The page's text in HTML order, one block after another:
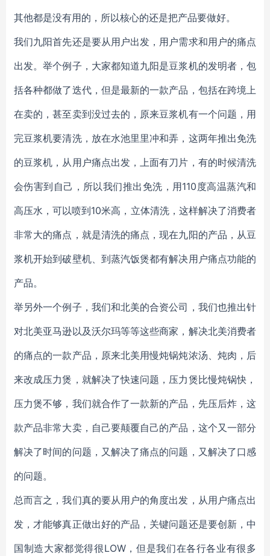
其他都是没有用的，所以核心的还是把产品要做好。
我们九阳首先还是要从用户出发，用户需求和用户的痛点
出发。举个例子，大家都知道九阳是豆浆机的发明者，包
括各种都做了迭代，但是最新的一款产品，包括在跨境上
在卖的，甚至卖到没过去的，原来豆浆机有一个问题，用
完豆浆机要清洗，放在水池里里冲和弄，这两年推出免洗
的豆浆机，从用户痛点出发，上面有刀片，有的时候清洗
会伤害到自己，所以我们推出免洗，用110度高温蒸汽和
高压水，可以喷到10米高，立体清洗，这样解决了消费者
非常大的痛点，就是清洗的痛点，现在九阳的产品，从豆
浆机开始到破壁机、到蒸汽饭煲都有解决用户痛点功能的
产品。
举另外一个例子，我们和北美的合资公司，我们也推出针
对北美亚马逊以及沃尔玛等等这些商家，解决北美消费者
的痛点的一款产品，原来北美用慢炖锅炖浓汤、炖肉，后
来改成压力煲，就解决了快速问题，压力煲比慢炖锅快，
压力煲不够，我们就合作了一款新的产品，先压后炸，这
款产品非常大卖，自己要颠覆自己的产品，这个又一部分
解决了时间的问题，又解决了痛点的问题，又解决了口感
的问题。
总而言之，我们真的要从用户的角度出发，从用户痛点出
发，才能够真正做出好的产品，关键问题还是要创新，中
国制造大家都觉得很LOW，但是我们在各行各业有很多